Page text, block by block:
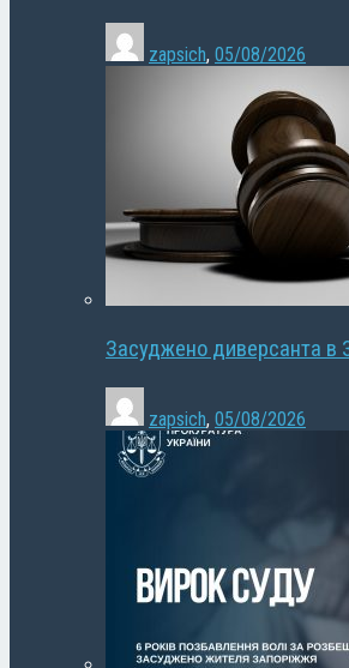
zapsich, 05/08/2026
Засуджено диверсанта в
zapsich, 05/08/2026